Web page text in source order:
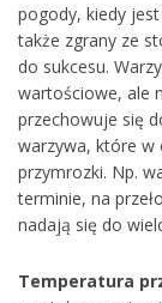
pogody, kiedy
także zgrany ze
do sukcesu.
wartościowe, ale
przechowuje się
warzywa, które w
przymrozki. Np.
terminie, na
nadają się do
Temperatura